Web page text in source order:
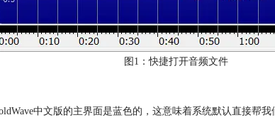
图1：快捷打开音频文件
中文版的主界面是蓝色的，这意味着系统默认直接帮